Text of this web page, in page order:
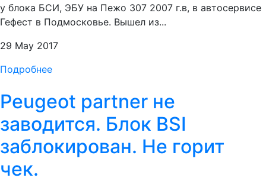
у блока БСИ, ЭБУ на Пежо 307 2007 г.в, в автосервисе
Гефест в Подмосковье. Вышел из...
29 May 2017
Подробнее
Peugeot partner не
заводится. Блок BSI
заблокирован. Не горит
чек.